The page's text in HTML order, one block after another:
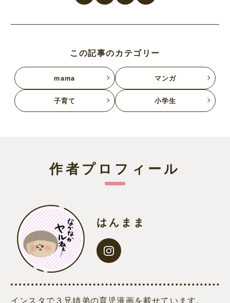
この記事のカテゴリー
mama マンガ
子育て 小学生
作者プロフィール
はんまま
インスタで３兄姉弟の育児漫画を載せています。